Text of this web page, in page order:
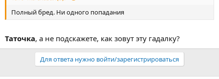
Полный бред. Ни одного попадания
Таточка, а не подскажете, как зовут эту гадалку?
Для ответа нужно войти/зарегистрироваться